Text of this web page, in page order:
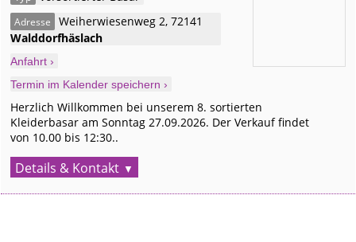
Adresse Weiherwiesenweg 2,72141
Walddorfhäslach
Anfahrt ›
Termin im Kalender speichern ›
Herzlich Willkommen bei unserem 8. sortierten
Kleiderbasar am Sonntag 27.09.2026. Der Verkauf findet
von 10.00 bis 12:30..
Details & Kontakt